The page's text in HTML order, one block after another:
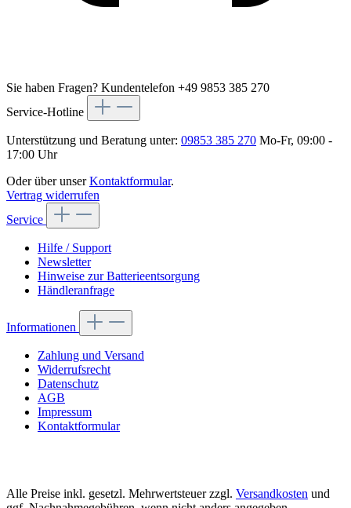
Sie haben Fragen? Kundentelefon +49 9853 385 270
Service-Hotline
Unterstützung und Beratung unter: 09853 385 270 Mo-Fr, 09:00 -
17:00 Uhr
Oder über unserKontaktformular.
Vertrag widerrufen
Service
Hilfe / Support
Newsletter
Hinweise zur Batterieentsorgung
Händleranfrage
Informationen
Zahlung und Versand
Widerrufsrecht
Datenschutz
AGB
Impressum
Kontaktformular
Alle Preise inkl. gesetzl. Mehrwertsteuer zzgl. Versandkosten und